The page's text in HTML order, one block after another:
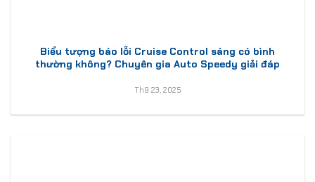
Biểu tượng báo lỗi Cruise Control sáng có bình
thường không? Chuyên gia Auto Speedy giải đáp
Th9 23, 2025